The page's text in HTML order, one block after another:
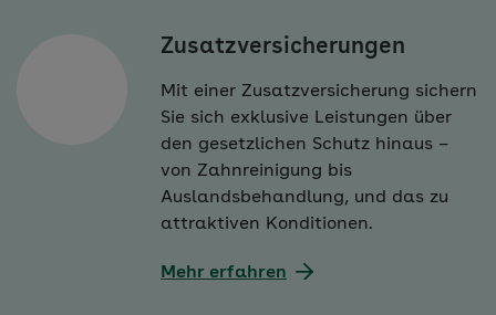
Zusatzversicherungen
Mit einer Zusatzversicherung sichern
Sie sich exklusive Leistungen über
den gesetzlichen Schutz hinaus –
von Zahnreinigung bis
Auslandsbehandlung, und das zu
attraktiven Konditionen.
Mehr erfahren